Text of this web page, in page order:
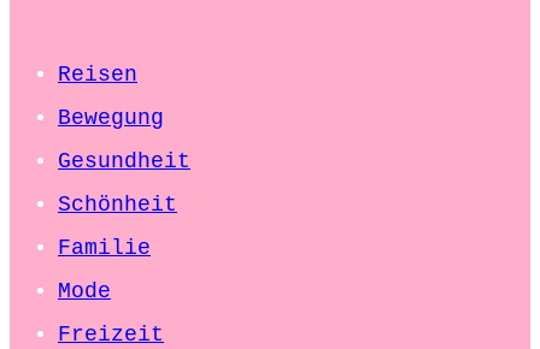
Reisen
Bewegung
Gesundheit
Schönheit
Familie
Mode
Freizeit